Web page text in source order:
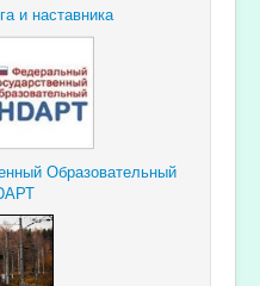
и наставника
Образовательный